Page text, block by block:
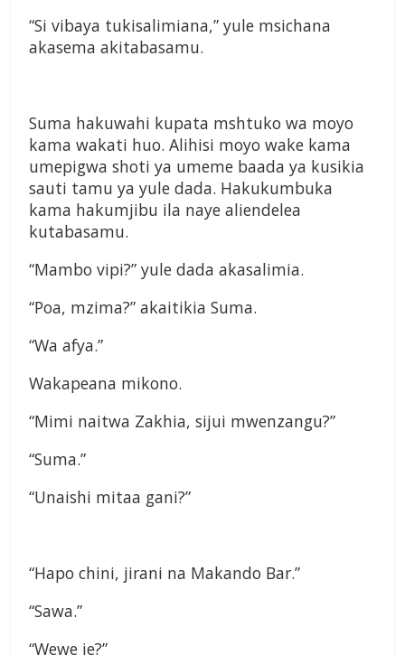
“Si vibaya tukisalimiana,” yule msichana
akasema akitabasamu.
Suma hakuwahi kupata mshtuko wa moyo
kama wakati huo. Alihisi moyo wake kama
umepigwa shoti ya umeme baada ya kusikia
sauti tamu ya yule dada. Hakukumbuka
kama hakumjibu ila naye aliendelea
kutabasamu.
“Mambo vipi?” yule dada akasalimia.
“Poa, mzima?” akaitikia Suma.
“Wa afya.”
Wakapeana mikono.
“Mimi naitwa Zakhia, sijui mwenzangu?”
“Suma.”
“Unaishi mitaa gani?”
“Hapo chini, jirani na Makando Bar.”
“Sawa.”
“Wewe je?”